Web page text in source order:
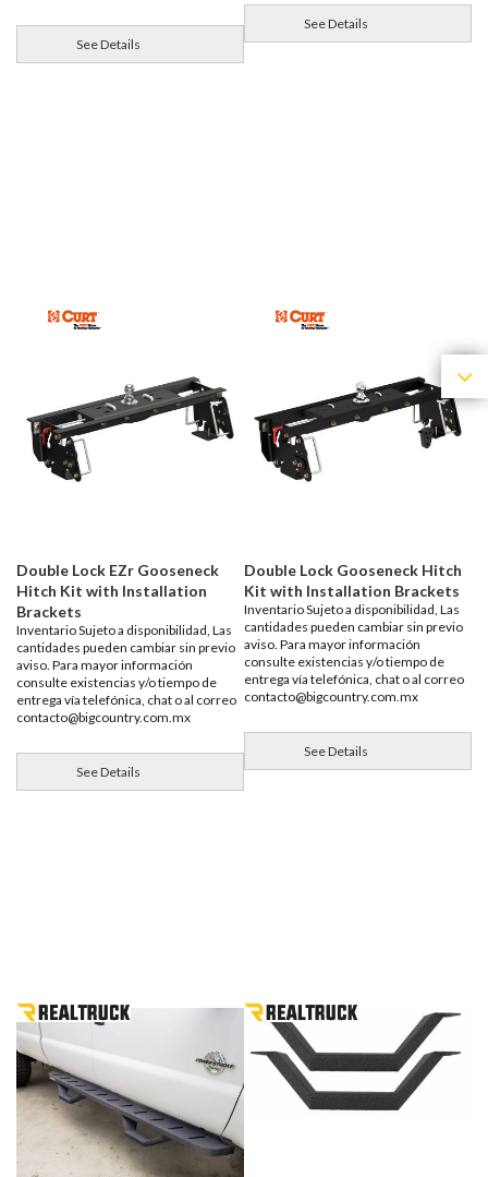
See Details
See Details
Double Lock EZr Gooseneck
Hitch Kit with Installation
Brackets
Inventario Sujeto a disponibilidad, Las
cantidades pueden cambiar sin previo
aviso. Para mayor información
consulte existencias y/o tiempo de
entrega vía telefónica, chat o al correo
contacto@bigcountry.com.mx
See Details
Double Lock Gooseneck Hitch
Kit with Installation Brackets
Inventario Sujeto a disponibilidad, Las
cantidades pueden cambiar sin previo
aviso. Para mayor información
consulte existencias y/o tiempo de
entrega vía telefónica, chat o al correo
contacto@bigcountry.com.mx
See Details